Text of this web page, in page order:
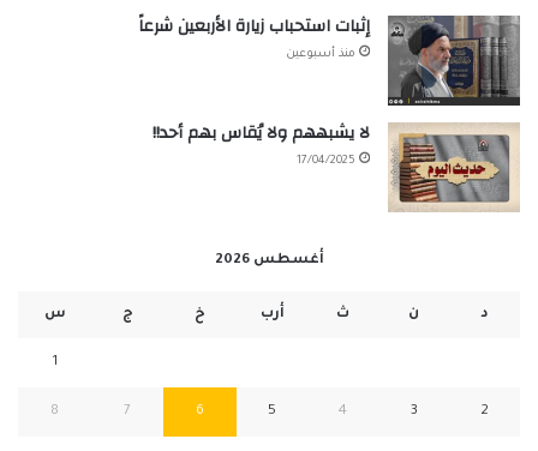
إثبات استحباب زيارة الأربعين شرعاً
منذ أسبوعين
لا يشبههم ولا يُقاس بهم أحد!!
17/04/2025
أغسطس 2026
د ن ث أرب خ ج س
1
2
3
4
5
6
7
8